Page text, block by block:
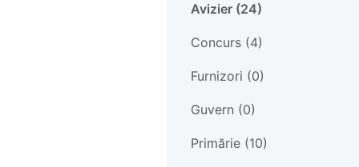
Avizier (24)
Concurs (4)
Furnizori (0)
Guvern (0)
Primărie (10)